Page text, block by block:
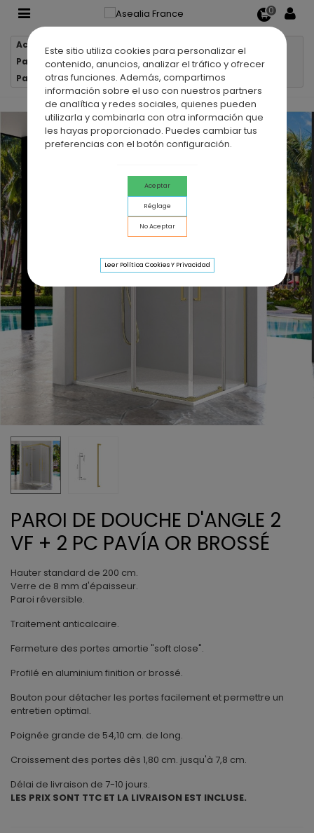
Este sitio utiliza cookies para personalizar el
contenido, anuncios, analizar el tráfico y ofrecer
otras funciones. Además, compartimos
información sobre el uso con nuestros partners
de analítica y redes sociales, quienes pueden
utilizarla y combinarla con otra información que
les hayas proporcionado. Puedes cambiar tus
preferencias con el botón configuración.
Aceptar
Réglage
No Aceptar
Leer Política Cookies Y Privacidad
0
Accueil
Parois de douche d'angle
Paroi de douche d'angle 2 VF + 2 PC PAVÍA OR BROSSÉ
PAROI DE DOUCHE D'ANGLE 2
VF + 2 PC PAVÍA OR BROSSÉ
Hauter standard de 200 cm.
Verre de 8 mm d'épaisseur.
Paroi réversible.
Traitement anticalcaire.
Fermeture des portes amortie "soft close".
Profilé en aluminium finition or brossé.
Bouton pour détacher les portes facilement et permettre un
entretien optimal.
Poignée grande de 54,10 cm. de long.
Croissement des portes dès 1,80 cm. jusqu'à 7,8 cm.
Délai de livraison de 7-10 jours.
LES PRIX SONT TTC ET LA LIVRAISON EST INCLUSE.